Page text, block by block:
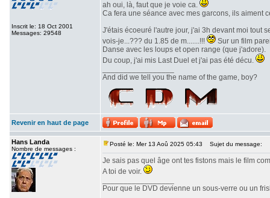
Inscrit le: 18 Oct 2001
Messages: 29548
ah oui, là, faut que je voie ca.
Ca fera une séance avec mes garcons, ils aiment
J'étais écoeuré l'autre jour, j'ai 3h devant moi tout
vois-je...??? du 1.85 de m.......!!!
Sur un film
Danse avec les loups et open range (que j'adore).
Du coup, j'ai mis Last Duel et j'ai pas été décu.
And did we tell you the name of the game, boy?
Revenir en haut de page
Hans Landa
Nombre de messages :
Posté le: Mer 13 Aoû 2025 05:43 Sujet du message:
Je sais pas quel âge ont tes fistons mais le film
A toi de voir.
Pour que le DVD devienne un sous-verre ou un